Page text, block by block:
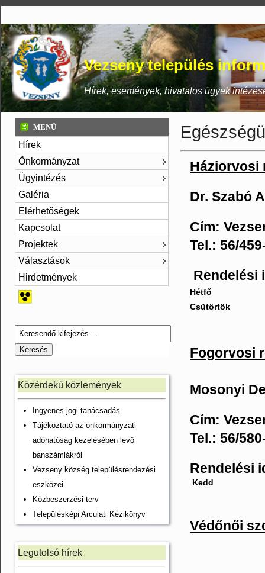
Vezseny település
Hírek, események, hivatalos ügyek
MENÜ
Hírek
Önkormányzat
Ügyintézés
Galéria
Elérhetőségek
Kapcsolat
Projektek
Választások
Hirdetmények
Közérdekű közlemények
Ingyenes jogi tanácsadás
Tájékoztató az önkormányzati
adóhatóság kezelésében lévő
banszámlákról
Vezseny község településrendezési
eszközei
Közbeszerzési terv
Településképi Arculati Kézikönyv
Legutolsó hírek
Háziorvosi
Dr. Szabó
Cím:
Tel.: 56/
Rendelési
Hétfő
Csütörtök
Fogorvosi
Mosonyi
Cím:
Tel.: 56/
Rendelési
Kedd
Védőnői